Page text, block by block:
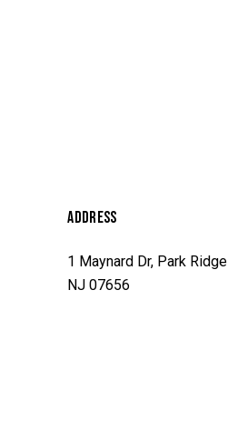
ADDRESS
1 Maynard Dr, Park Ridge
NJ 07656